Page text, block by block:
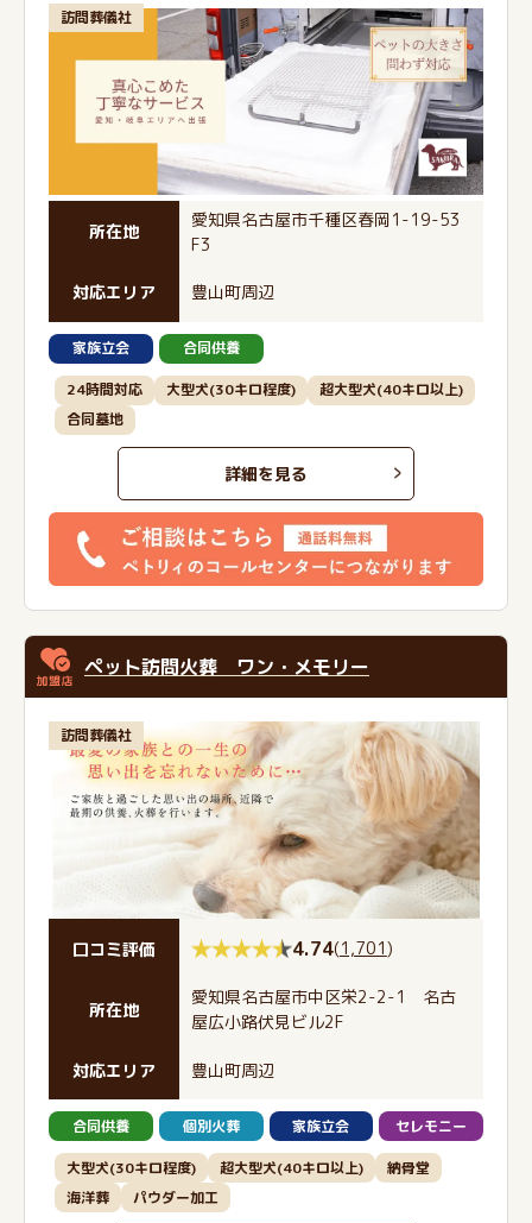
訪問葬儀社
所在地
愛知県名古屋市千種区春岡1-19-53
F3
対応エリア 豊山町周辺
家族立会 合同供養
24時間対応 大型犬(30キロ程度)
超大型犬(40キロ以上)
合同墓地
詳細を見る
ペット訪問火葬 ワン・メモリー
訪問葬儀社
口コミ評価 4.74(1,701)
所在地
愛知県名古屋市中区栄2-2-1 名古
屋広小路伏見ビル2F
対応エリア 豊山町周辺
合同供養 個別火葬 家族立会 セレモニー
大型犬(30キロ程度) 超大型犬(40キロ以上)
納骨堂
海洋葬
パウダー加工